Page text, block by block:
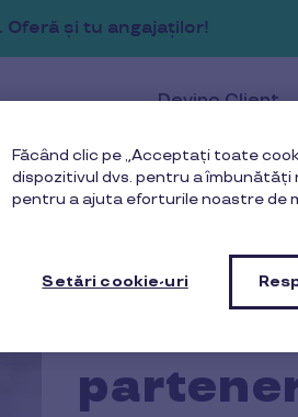
Devino Client
Sunt
Făcând clic pe „Acceptați toate
dispozitivul dvs. pentru a îmbunătăți
pentru a ajuta eforturile noastre de
Setări cookie-uri
și tu angajaților!